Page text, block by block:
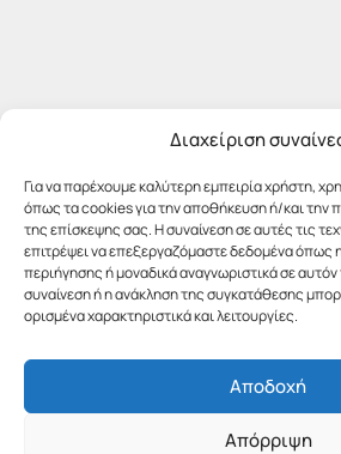
Διαχείριση
Για να παρέχουμε καλύτερη εμπειρία χρήστη,
όπως τα cookies για την αποθήκευση ή/και την
της επίσκεψης σας. Η συναίνεση σε αυτές τις
επιτρέψει να επεξεργαζόμαστε δεδομένα όπως
περιήγησης ή μοναδικά αναγνωριστικά σε
συναίνεση ή η ανάκληση της συγκατάθεσης
ορισμένα χαρακτηριστικά και λειτουργίες.
Αποδοχή
Απόρριψη